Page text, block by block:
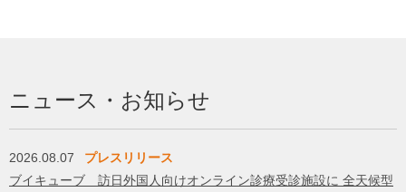
ニュース・お知らせ
2026.08.07
プレスリリース
ブイキューブ 訪日外国人向けオンライン診療受診施設に 全天候型